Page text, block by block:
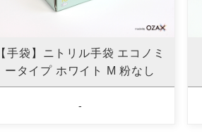
【手袋】ニトリル手袋 エコノミ
ータイプ ホワイト M 粉なし
-